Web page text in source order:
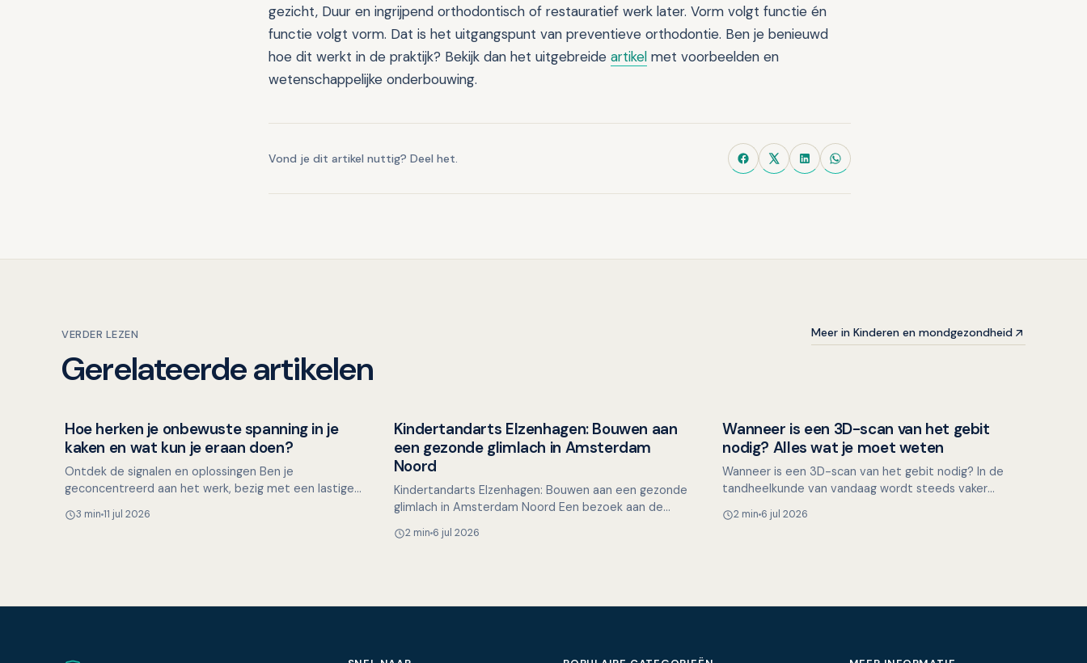
gezicht, Duur en ingrijpend orthodontisch of restauratief werk later. Vorm volgt functie én
functie volgt vorm. Dat is het uitgangspunt van preventieve orthodontie. Ben je benieuwd
hoe dit werkt in de praktijk? Bekijk dan het uitgebreide artikel met voorbeelden en
wetenschappelijke onderbouwing.
Vond je dit artikel nuttig? Deel het.
VERDER LEZEN
Gerelateerde artikelen
Meer in Kinderen en mondgezondheid
Mondgezondheid in relatie tot algehele gezondheid
Hoe herken je onbewuste spanning in je
kaken en wat kun je eraan doen?
Ontdek de signalen en oplossingen Ben je
geconcentreerd aan het werk, bezig met een lastige
ongemerkt je kake…
3 min 11 jul 2026
Overig nieuws
Kindertandarts Elzenhagen: Bouwen aan
een gezonde glimlach in Amsterdam
Noord
Kindertandarts Elzenhagen: Bouwen aan een gezonde
glimlach in Amsterdam Noord Een bezoek aan de
te zijn. Ste…
2 min 6 jul 2026
Overig nieuws
Wanneer is een 3D-scan van het gebit
nodig? Alles wat je moet weten
Wanneer is een 3D-scan van het gebit nodig? In de
tandheelkunde van vandaag wordt steeds vaker
gebit en de kaakstr…
2 min 6 jul 2026